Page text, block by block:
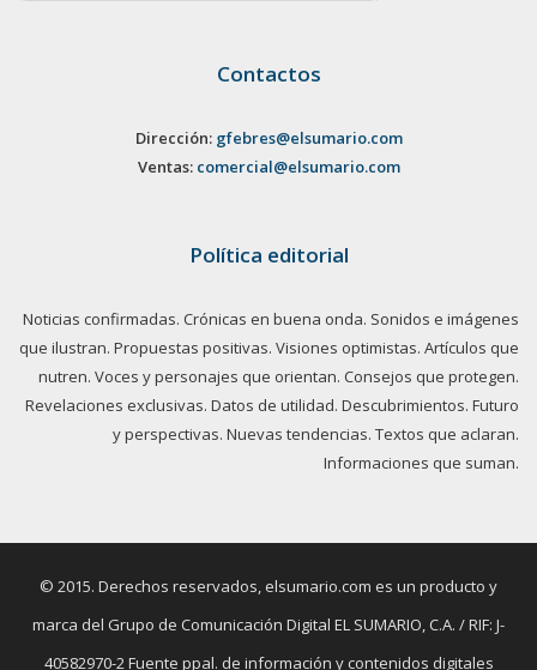
Contactos
Dirección: gfebres@elsumario.com
Ventas: comercial@elsumario.com
Política editorial
Noticias confirmadas. Crónicas en buena onda. Sonidos e imágenes
que ilustran. Propuestas positivas. Visiones optimistas. Artículos que
nutren. Voces y personajes que orientan. Consejos que protegen.
Revelaciones exclusivas. Datos de utilidad. Descubrimientos. Futuro
y perspectivas. Nuevas tendencias. Textos que aclaran.
Informaciones que suman.
© 2015. Derechos reservados, elsumario.com es un producto y
marca del Grupo de Comunicación Digital EL SUMARIO, C.A. / RIF: J-
40582970-2 Fuente ppal. de información y contenidos digitales